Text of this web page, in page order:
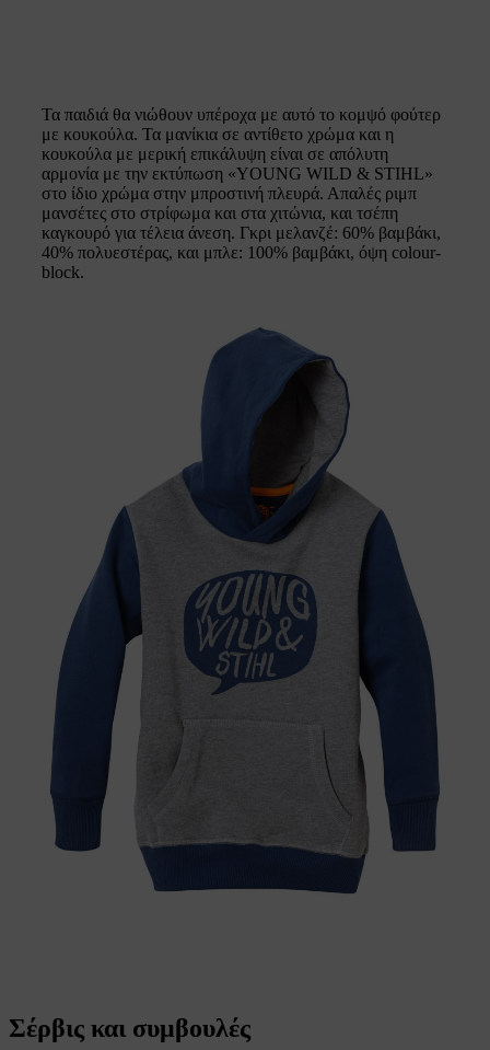
Τα παιδιά θα νιώθουν υπέροχα με αυτό το κομψό φούτερ
με κουκούλα. Τα μανίκια σε αντίθετο χρώμα και η
κουκούλα με μερική επικάλυψη είναι σε απόλυτη
αρμονία με την εκτύπωση «YOUNG WILD & STIHL»
στο ίδιο χρώμα στην μπροστινή πλευρά. Απαλές ριμπ
μανσέτες στο στρίφωμα και στα χιτώνια, και τσέπη
καγκουρό για τέλεια άνεση. Γκρι μελανζέ: 60% βαμβάκι,
40% πολυεστέρας, και μπλε: 100% βαμβάκι, όψη colour-
block.
Σέρβις και συμβουλές